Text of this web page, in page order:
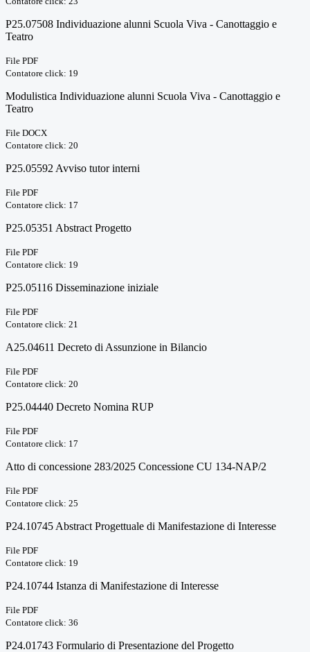
P25.07508 Individuazione alunni Scuola Viva - Canottaggio e
Teatro
File PDF
Contatore click: 19
Modulistica Individuazione alunni Scuola Viva - Canottaggio e
Teatro
File DOCX
Contatore click: 20
P25.05592 Avviso tutor interni
File PDF
Contatore click: 17
P25.05351 Abstract Progetto
File PDF
Contatore click: 19
P25.05116 Disseminazione iniziale
File PDF
Contatore click: 21
A25.04611 Decreto di Assunzione in Bilancio
File PDF
Contatore click: 20
P25.04440 Decreto Nomina RUP
File PDF
Contatore click: 17
Atto di concessione 283/2025 Concessione CU 134-NAP/2
File PDF
Contatore click: 25
P24.10745 Abstract Progettuale di Manifestazione di Interesse
File PDF
Contatore click: 19
P24.10744 Istanza di Manifestazione di Interesse
File PDF
Contatore click: 36
P24.01743 Formulario di Presentazione del Progetto